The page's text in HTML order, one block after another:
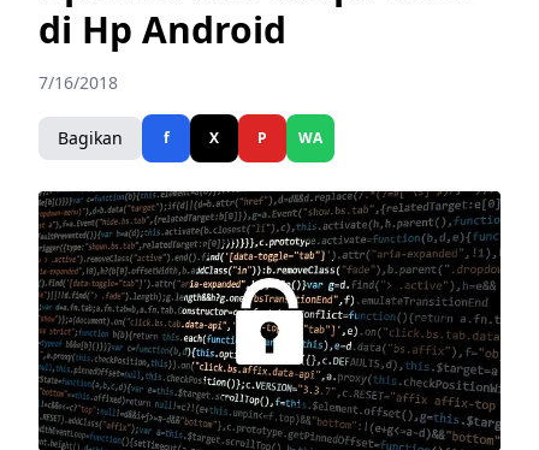
di Hp Android
7/16/2018
Bagikan f X P WA